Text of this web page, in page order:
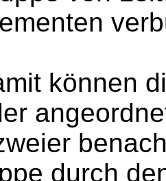
können
durch